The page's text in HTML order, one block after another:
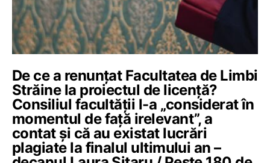
De ce a renunțat Facultatea de Limbi
Străine la proiectul de licență?
Consiliul facultății l-a „considerat în
momentul de față irelevant”, a
contat și că au existat lucrări
plagiate la finalul ultimului an –